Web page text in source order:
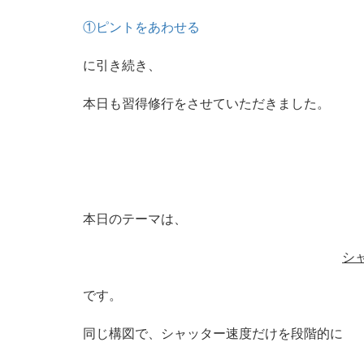
①ピントをあわせる
に引き続き、
本日も習得修行をさせていただきました。
本日のテーマは、
シ
です。
同じ構図で、シャッター速度だけを段階的に